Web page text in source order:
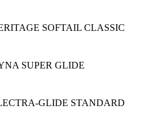
SOFTAIL CLASSIC
SUPER GLIDE
GLIDE STANDARD